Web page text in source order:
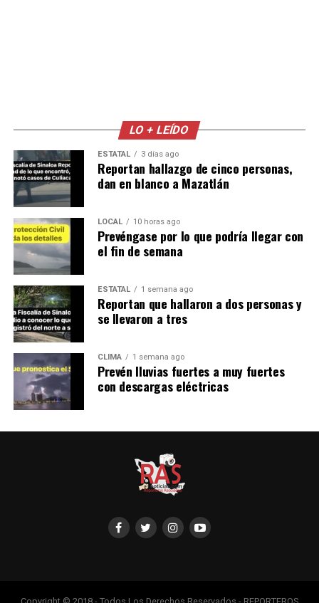
LO + LEÍDO
ESTATAL 3 días ago
Reportan hallazgo de cinco personas,
dan en blanco a Mazatlán
LOCAL 10 horas ago
Prevéngase por lo que podría llegar con
el fin de semana
ESTATAL 1 semana ago
Reportan que hallaron a dos personas y
se llevaron a tres
CLIMA 1 semana ago
Prevén lluvias fuertes a muy fuertes
con descargas eléctricas